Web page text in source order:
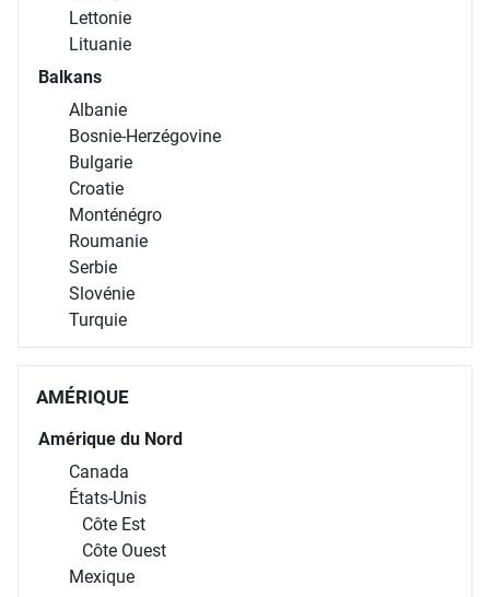
Lettonie
Lituanie
Balkans
Albanie
Bosnie-Herzégovine
Bulgarie
Croatie
Monténégro
Roumanie
Serbie
Slovénie
Turquie
AMÉRIQUE
Amérique du Nord
Canada
États-Unis
Côte Est
Côte Ouest
Mexique